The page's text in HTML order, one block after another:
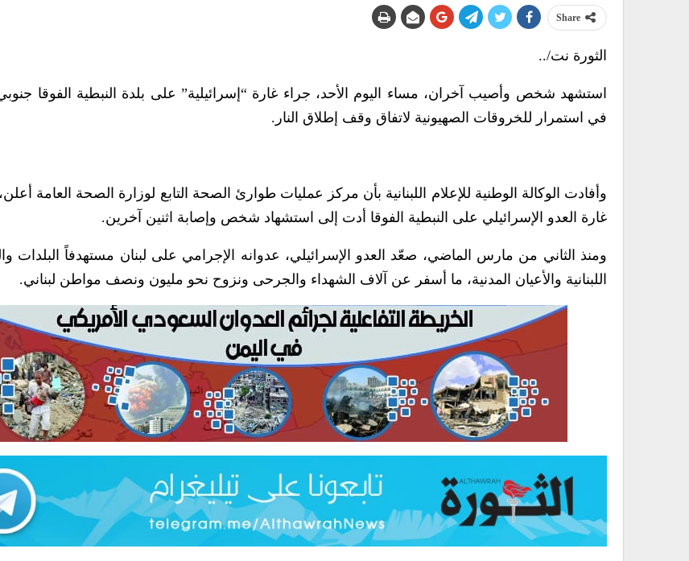
Share
الثورة نت/..
استشهد شخص وأصيب آخران، مساء اليوم الأحد، جراء غارة “إسرائيلية” على بلدة النبطية الفوقا
في استمرار للخروقات الصهيونية لاتفاق وقف إطلاق النار.
وأفادت الوكالة الوطنية للإعلام اللبنانية بأن مركز عمليات طوارئ الصحة التابع لوزارة الصحة العامة
غارة العدو الإسرائيلي على النبطية الفوقا أدت إلى استشهاد شخص وإصابة اثنين آخرين.
ومنذ الثاني من مارس الماضي، صعّد العدو الإسرائيلي، عدوانه الإجرامي على لبنان مستهدفاً البلدات
اللبنانية والأعيان المدنية، ما أسفر عن آلاف الشهداء والجرحى ونزوح نحو مليون ونصف مواطن لبناني.